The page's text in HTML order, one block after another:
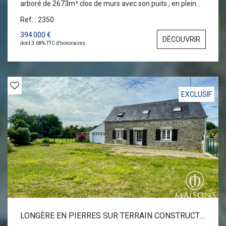
arboré de 2673m² clos de murs avec son puits , en plein
émerveillement au rdv au coeur de Bannalec. Une vaste
entrée vous accueille, donnant sur la pièce centrale de
plus de 80 m², le reste est à découvrir...
Ref. : 2350
394 000 €
dont 3.68% TTC d'honoraires DÉCOUVRIR
EXCLUSIF
LONGÈRE EN PIERRES SUR TERRAIN CONSTRUCTIBLE